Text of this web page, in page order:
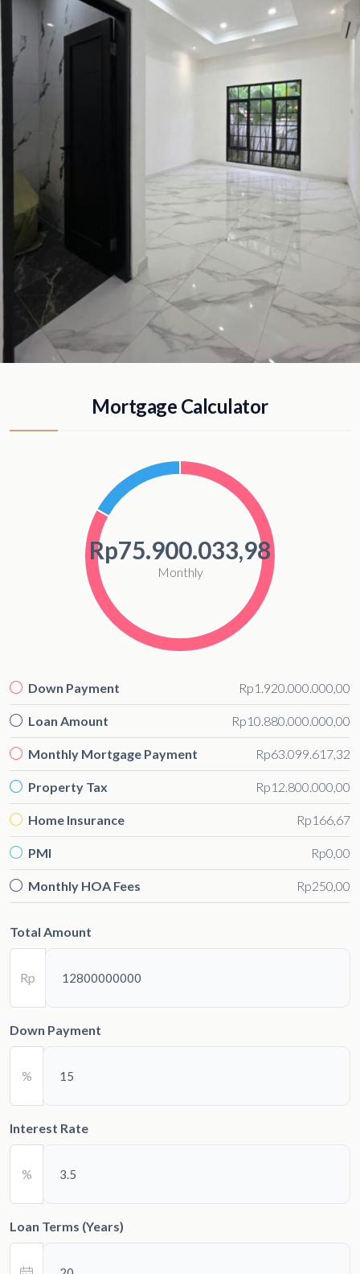
Mortgage Calculator
Rp75.900.033,98
Monthly
Down Payment Rp1.920.000.000,00
Loan Amount Rp10.880.000.000,00
Monthly Mortgage Payment Rp63.099.617,32
Property Tax Rp12.800.000,00
Home Insurance Rp166,67
PMI Rp0,00
Monthly HOA Fees Rp250,00
Total Amount
Rp
Down Payment
%
Interest Rate
%
Loan Terms (Years)